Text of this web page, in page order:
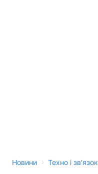
Новини › Техно і зв'язок